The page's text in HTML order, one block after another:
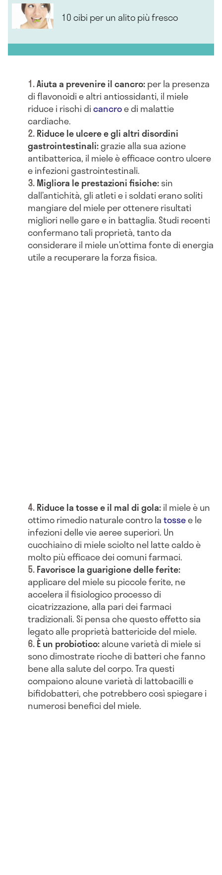
10 cibi per un alito più fresco
Aiuta a prevenire il cancro:per la presenza
di flavonoidi e altri antiossidanti, il miele
riduce i rischi dicancroe di malattie
cardiache.
Riduce le ulcere e gli altri disordini
gastrointestinali:grazie alla sua azione
antibatterica, il miele è efficace contro ulcere
e infezioni gastrointestinali.
Migliora le prestazioni fisiche:sin
dall’antichità, gli atleti e i soldati erano soliti
mangiare del miele per ottenere risultati
migliori nelle gare e in battaglia. Studi recenti
confermano tali proprietà, tanto da
considerare il miele un’ottima fonte di energia
utile a recuperare la forza fisica.
Riduce la tosse e il mal di gola:il miele è un
ottimo rimedio naturale contro latossee le
infezioni delle vie aeree superiori. Un
cucchiaino di miele sciolto nel latte caldo è
molto più efficace dei comuni farmaci.
Favorisce la guarigione delle ferite:
applicare del miele su piccole ferite, ne
accelera il fisiologico processo di
cicatrizzazione, alla pari dei farmaci
tradizionali. Si pensa che questo effetto sia
legato alle proprietà battericide del miele.
È un probiotico:alcune varietà di miele si
sono dimostrate ricche di batteri che fanno
bene alla salute del corpo. Tra questi
compaiono alcune varietà di lattobacilli e
bifidobatteri, che potrebbero così spiegare i
numerosi benefici del miele.